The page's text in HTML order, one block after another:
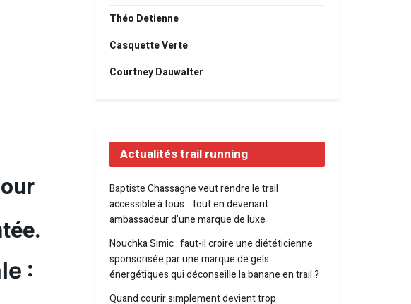
:
Théo Detienne
Casquette Verte
Courtney Dauwalter
Actualités trail running
Baptiste Chassagne veut rendre le trail
accessible à tous… tout en devenant
ambassadeur d’une marque de luxe
Nouchka Simic : faut-il croire une diététicienne
sponsorisée par une marque de gels
énergétiques qui déconseille la banane en trail ?
Quand courir simplement devient trop